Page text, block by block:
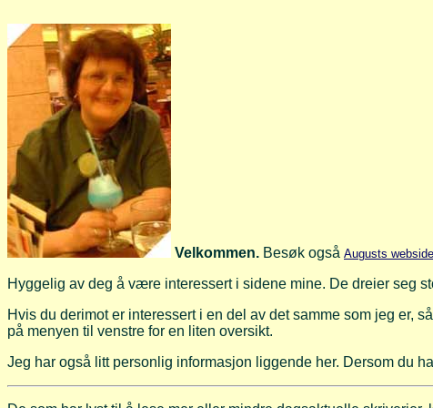
Velkommen. Besøk også Augusts
Hyggelig av deg å være interessert i sidene mine. De dreier seg
Hvis du derimot er interessert i en del av det samme som jeg er,
på menyen til venstre for en liten oversikt.
Jeg har også litt personlig informasjon liggende her. Dersom du